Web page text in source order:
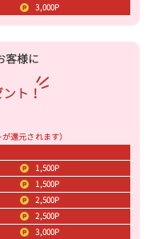
3,000P
客様に
ト！
還元されます）
1,500P
1,500P
2,500P
2,500P
3,000P